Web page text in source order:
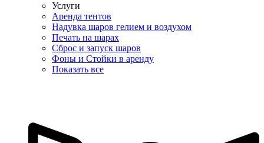
Услуги
Аренда тентов
Надувка шаров гелием и воздухом
Печать на шарах
Сброс и запуск шаров
Фоны и Стойки в аренду
Показать все